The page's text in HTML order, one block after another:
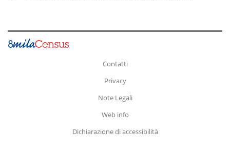
Contatti
Privacy
Note Legali
Web info
Dichiarazione di accessibilità